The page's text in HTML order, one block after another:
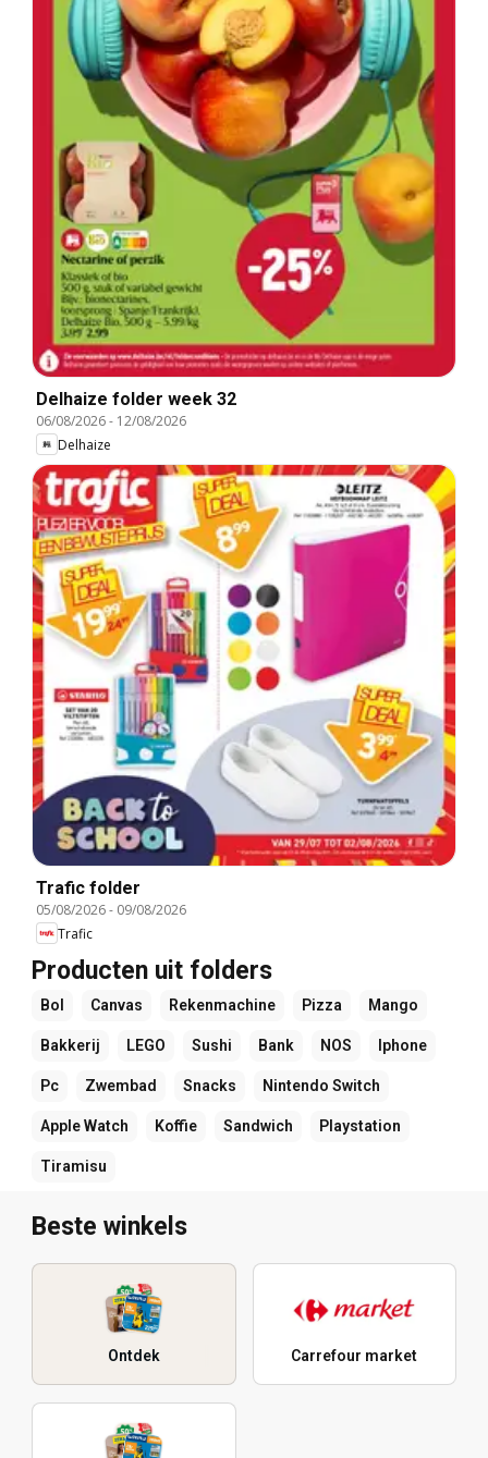
Delhaize folder week 32
06/08/2026- 12/08/2026
Delhaize
Trafic folder
05/08/2026- 09/08/2026
Trafic
Producten uit folders
Bol Canvas Rekenmachine Pizza Mango
Bakkerij LEGO Sushi Bank NOS Iphone
Pc Zwembad Snacks Nintendo Switch
Apple Watch Koffie Sandwich Playstation
Tiramisu
Beste winkels
Ontdek Carrefour market